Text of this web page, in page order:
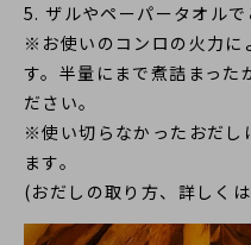
5. ザルやペーパータオルで
※お使いのコンロの火力に
す。半量にまで煮詰まった
ださい。
※使い切らなかったおだし
ます。
(おだしの取り方、詳しくは